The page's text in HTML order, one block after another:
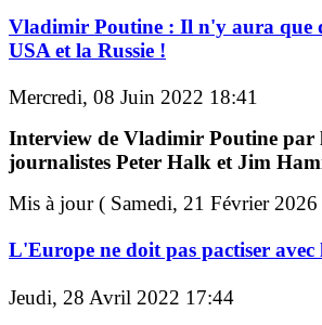
Vladimir Poutine : Il n'y aura que
USA et la Russie !
Mercredi, 08 Juin 2022 18:41
Interview de Vladimir Poutine par
journalistes Peter Halk et Jim
Mis à jour ( Samedi, 21 Février
L'Europe ne doit pas pactiser avec
Jeudi, 28 Avril 2022 17:44